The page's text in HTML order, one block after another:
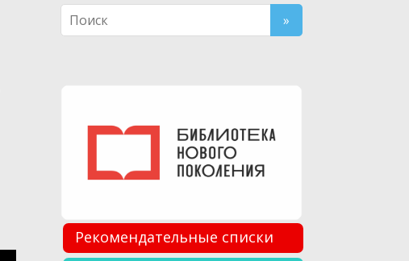
Рекомендательные списки